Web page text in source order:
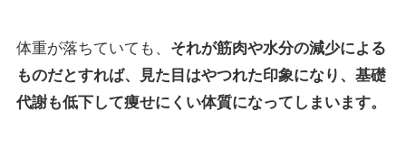
体重が落ちていても、 それが筋肉や水分の減少による
ものだとすれば、見た目はやつれた印象になり、基礎
代謝も低下して痩せにくい体質になってしまいます。